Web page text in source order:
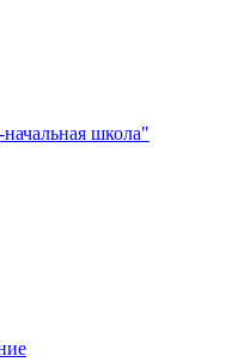
школа"